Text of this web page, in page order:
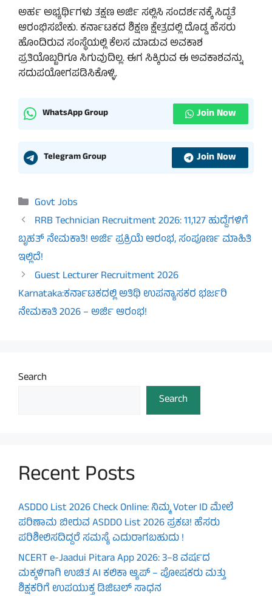
ಅರ್ಹ ಅಭ್ಯರ್ಥಿಗಳು ತಕ್ಷಣ ಅರ್ಜಿ ಸಲ್ಲಿಸಿ ಸಂದರ್ಶನಕ್ಕೆ ಸಿದ್ಧತೆ
ಆರಂಭಿಸಬೇಕು. ಕರ್ನಾಟಕದ ಶಿಕ್ಷಣ ಕ್ಷೇತ್ರದಲ್ಲಿ ದೊಡ್ಡ ಹೆಸರು
ಹೊಂದಿರುವ ಸಂಸ್ಥೆಯಲ್ಲಿ ಕೆಲಸ ಮಾಡುವ ಅವಕಾಶ
ಪ್ರತಿಯೊಬ್ಬರಿಗೂ ಸಿಗುವುದಿಲ್ಲ. ಈಗ ಸಿಕ್ಕಿರುವ ಈ ಅವಕಾಶವನ್ನು
ಸದುಪಯೋಗಪಡಿಸಿಕೊಳ್ಳಿ.
WhatsApp Group Join Now
Telegram Group Join Now
Categories
Govt Jobs
RRB Technician Recruitment 2026: 11,127 ಹುದ್ದೆಗಳಿಗೆ
ಬೃಹತ್ ನೇಮಕಾತಿ! ಅರ್ಜಿ ಪ್ರಕ್ರಿಯೆ ಆರಂಭ, ಸಂಪೂರ್ಣ ಮಾಹಿತಿ
ಇಲ್ಲಿದೆ!
Guest Lecturer Recruitment 2026
Karnataka:ಕರ್ನಾಟಕದಲ್ಲಿ ಅತಿಥಿ ಉಪನ್ಯಾಸಕರ ಭರ್ಜರಿ
ನೇಮಕಾತಿ 2026 – ಅರ್ಜಿ ಆರಂಭ!
Search
Search
Recent Posts
ASDDO List 2026 Check Online: ನಿಮ್ಮ Voter ID ಮೇಲೆ
ಪರಿಣಾಮ ಬೀರುವ ASDDO List 2026 ಪ್ರಕಟ! ಹೆಸರು
ಪರಿಶೀಲಿಸದಿದ್ದರೆ ಸಮಸ್ಯೆ ಎದುರಾಗಬಹುದು !
NCERT e-Jaadui Pitara App 2026: 3–8 ವರ್ಷದ
ಮಕ್ಕಳಿಗಾಗಿ ಉಚಿತ AI ಕಲಿಕಾ ಆ್ಯಪ್ – ಪೋಷಕರು ಮತ್ತು
ಶಿಕ್ಷಕರಿಗೆ ಉಪಯುಕ್ತ ಡಿಜಿಟಲ್ ಸಾಧನ